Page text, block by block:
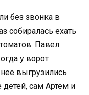
без звонка в
собиралась ехать
Павел
у ворот
выгрузились
детей, сам Артём и